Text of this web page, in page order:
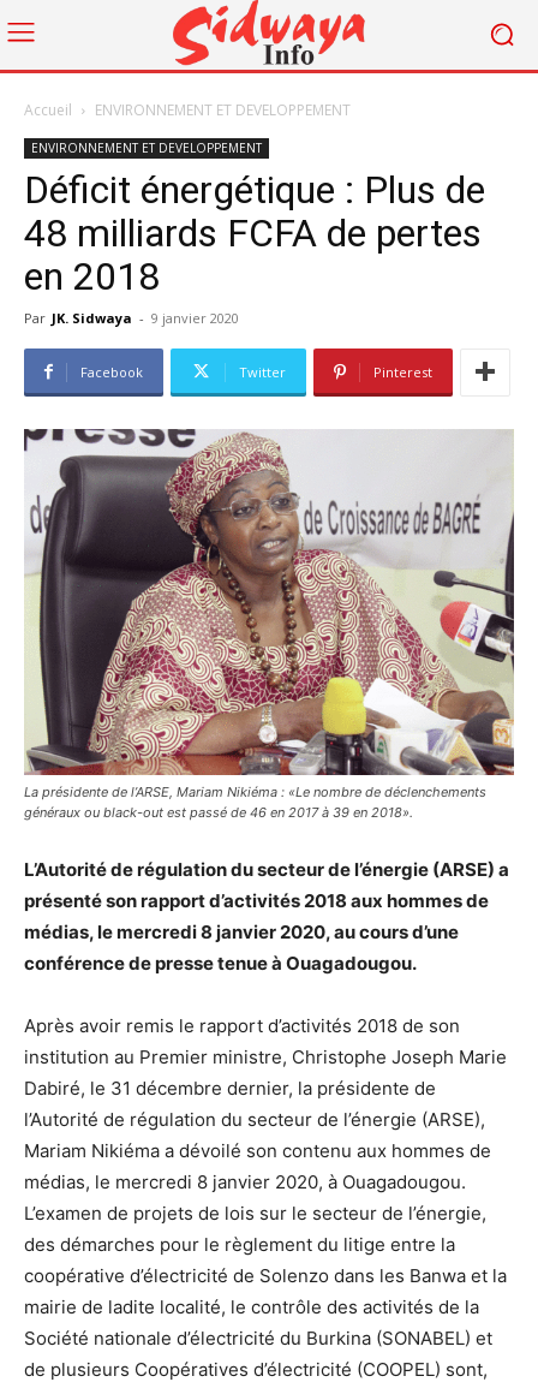
Accueil ENVIRONNEMENT ET DEVELOPPEMENT
ENVIRONNEMENT ET DEVELOPPEMENT
Déficit énergétique : Plus de
48 milliards FCFA de pertes
en 2018
Par JK. Sidwaya - 9 janvier 2020
Facebook Twitter Pinterest
La présidente de l’ARSE, Mariam Nikiéma : «Le nombre de déclenchements
généraux ou black-out est passé de 46 en 2017 à 39 en 2018».
L’Autorité de régulation du secteur de l’énergie (ARSE) a
présenté son rapport d’activités 2018 aux hommes de
médias, le mercredi 8 janvier 2020, au cours d’une
conférence de presse tenue à Ouagadougou.
Après avoir remis le rapport d’activités 2018 de son
institution au Premier ministre, Christophe Joseph Marie
Dabiré, le 31 décembre dernier, la présidente de
l’Autorité de régulation du secteur de l’énergie (ARSE),
Mariam Nikiéma a dévoilé son contenu aux hommes de
médias, le mercredi 8 janvier 2020, à Ouagadougou.
L’examen de projets de lois sur le secteur de l’énergie,
des démarches pour le règlement du litige entre la
coopérative d’électricité de Solenzo dans les Banwa et la
mairie de ladite localité, le contrôle des activités de la
Société nationale d’électricité du Burkina (SONABEL) et
de plusieurs Coopératives d’électricité (COOPEL) sont,